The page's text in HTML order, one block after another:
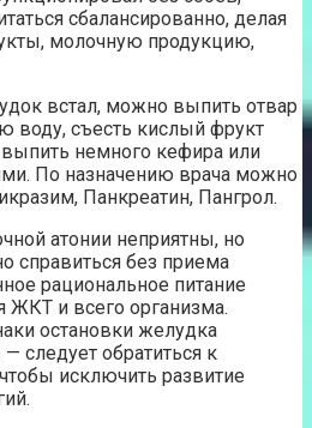
сбалансированно, делая
молочную продукцию,
встал, можно выпить отвар
воду, съесть кислый фрукт
выпить немного кефира или
По назначению врача можно
Панкреатин, Пангрол.
атонии неприятны, но
справиться без приема
рациональное питание
ЖКТ и всего организма.
остановки желудка
следует обратиться к
исключить развитие